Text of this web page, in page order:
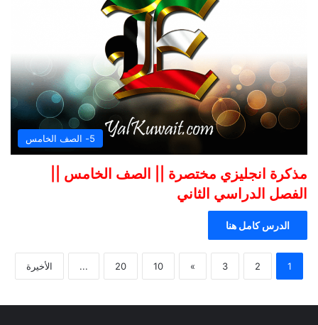
5- الصف الخامس
مذكرة انجليزي مختصرة || الصف الخامس ||
الفصل الدراسي الثاني
الدرس كامل هنا
1
2
3
»
10
20
... الأخيرة